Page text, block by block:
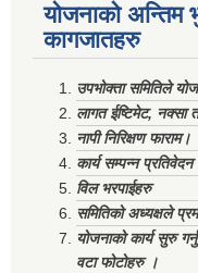
योजनाको अन्तिम
कागजातहरु
उपभोक्ता समितिले
लागत ईष्टिमेट, नक्सा
नापी निरिक्षण फाराम।
कार्य सम्पन्न
विल भरपाईहरु
समितिको अध्यक्षले
योजनाको कार्य सुरु
वटा फोटोहरु ।